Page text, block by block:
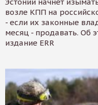
Эстонии начнет
возле КПП на
- если их законные
месяц - продавать. Об
издание ERR